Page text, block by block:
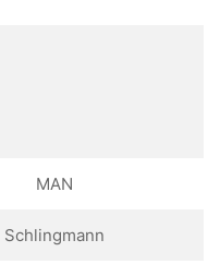
MAN
Schlingmann